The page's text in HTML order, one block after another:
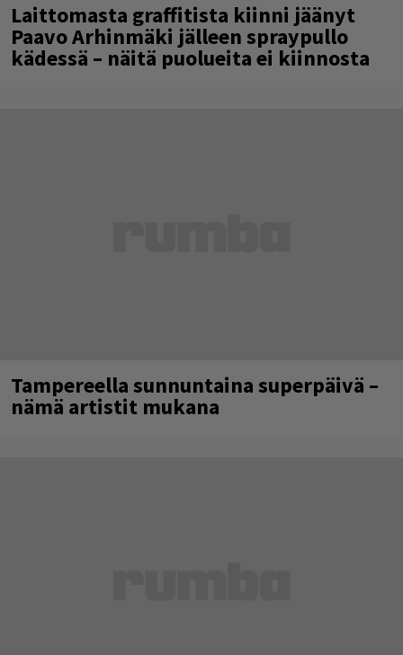
Laittomasta graffitista kiinni jäänyt
Paavo Arhinmäki jälleen spraypullo
kädessä – näitä puolueita ei kiinnosta
Tampereella sunnuntaina superpäivä –
nämä artistit mukana